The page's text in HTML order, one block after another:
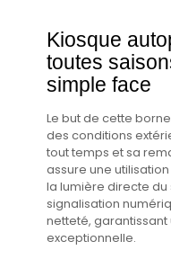
Kiosque
toutes
simple face
Le but de cette
des conditions
tout temps et sa
assure une
la lumière directe du
signalisation
netteté,
exceptionnelle.